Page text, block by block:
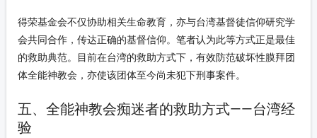
得荣基金会不仅协助相关生命教育，亦与台湾基督徒信仰研究学
会共同合作，传达正确的基督信仰。笔者认为此等方式正是最佳
的救助典范。目前在台湾的救助方式下，有效防范破坏性膜拜团
体全能神教会，亦使该团体至今尚未犯下刑事案件。
五、全能神教会痴迷者的救助方式——台湾经
验